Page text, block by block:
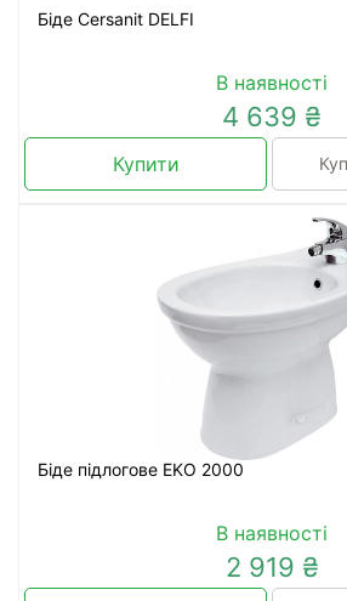
Біде Cersanit DELFI
В наявності
4 639 ₴
Купити
Біде підлогове EKO 2000
В наявності
2 919 ₴